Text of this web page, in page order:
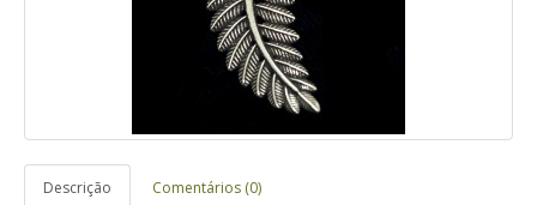
Descrição Comentários (0)